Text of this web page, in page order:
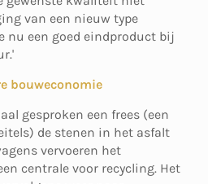
van een nieuw type
nu een goed eindproduct bij
bouweconomie
gesproken een frees (een
de stenen in het asfalt
vervoeren het
centrale voor recycling. Het